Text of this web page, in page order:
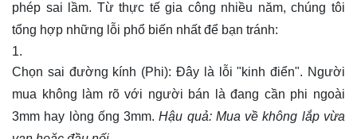
phép sai lầm. Từ thực tế gia công nhiều năm, chúng tôi
tổng hợp những lỗi phổ biến nhất để bạn tránh:
Chọn sai đường kính (Phi): Đây là lỗi "kinh điển". Người
mua không làm rõ với người bán là đang cần phi ngoài
3mm hay lòng ống 3mm.Hậu quả: Mua về không lắp vừa